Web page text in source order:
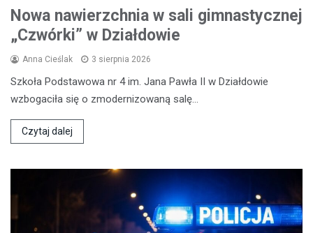
Nowa nawierzchnia w sali gimnastycznej
„Czwórki” w Działdowie
Anna Cieślak 3 sierpnia 2026
Szkoła Podstawowa nr 4 im. Jana Pawła II w Działdowie
wzbogaciła się o zmodernizowaną salę…
Czytaj dalej